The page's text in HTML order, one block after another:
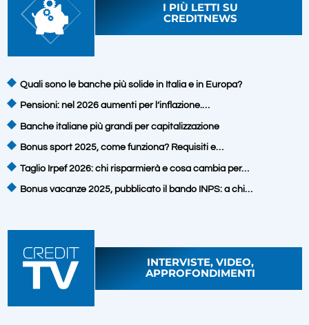
I PIÙ LETTI SU
CREDITNEWS
Quali sono le banche più solide in Italia e in Europa?
Pensioni: nel 2026 aumenti per l’inflazione.…
Banche italiane più grandi per capitalizzazione
Bonus sport 2025, come funziona? Requisiti e…
Taglio Irpef 2026: chi risparmierà e cosa cambia per…
Bonus vacanze 2025, pubblicato il bando INPS: a chi…
INTERVISTE, VIDEO,
APPROFONDIMENTI